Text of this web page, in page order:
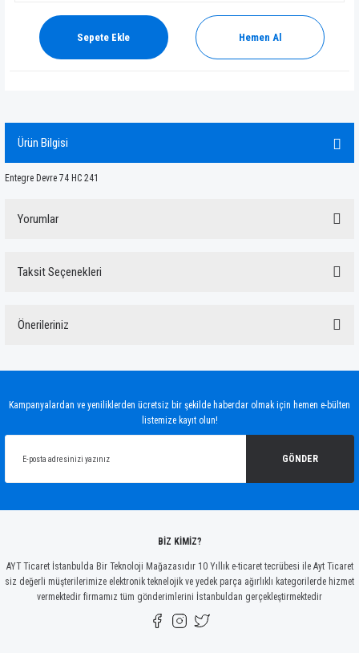
Sepete Ekle Hemen Al
Ürün Bilgisi
Entegre Devre 74 HC 241
Yorumlar
Taksit Seçenekleri
Önerileriniz
Ürün açıklamasında eksik bilgiler bulunuyor.
Gönder
Kampanyalardan ve yeniliklerden ücretsiz bir şekilde haberdar olmak için hemen e-bülten
listemize kayıt olun!
GÖNDER
BİZ KİMİZ?
AYT Ticaret İstanbulda Bir Teknoloji Mağazasıdır 10 Yıllık e-ticaret tecrübesi ile Ayt Ticaret
siz değerli müşterilerimize elektronik teknelojik ve yedek parça ağırlıklı kategorilerde hizmet
vermektedir firmamız tüm gönderimlerini İstanbuldan gerçekleştirmektedir